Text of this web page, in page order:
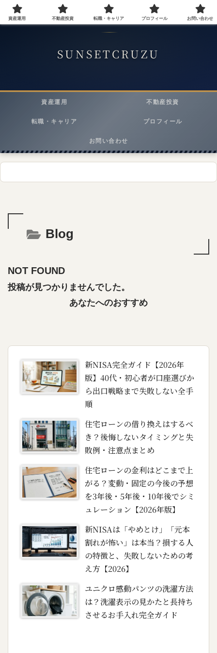
40代会社員が実践する資産運用・転職・ライフスタイルメディア
SUNSETCRUZU
資産運用 不動産投資
転職・キャリア プロフィール
お問い合わせ
Blog
NOT FOUND
投稿が見つかりませんでした。
あなたへのおすすめ
新NISA完全ガイド【2026年
版】40代・初心者が口座選びか
ら出口戦略まで失敗しない全手
順
住宅ローンの借り換えはするべ
き？後悔しないタイミングと失
敗例・注意点まとめ
住宅ローンの金利はどこまで上
がる？変動・固定の今後の予想
を3年後・5年後・10年後でシミ
ュレーション【2026年版】
新NISAは「やめとけ」「元本
割れが怖い」は本当？損する人
の特徴と、失敗しないための考
え方【2026】
ユニクロ感動パンツの洗濯方法
は？洗濯表示の見かたと長持ち
させるお手入れ完全ガイド
資産運用 不動産投資 転職・キャリア プロフィール お問い合わせ